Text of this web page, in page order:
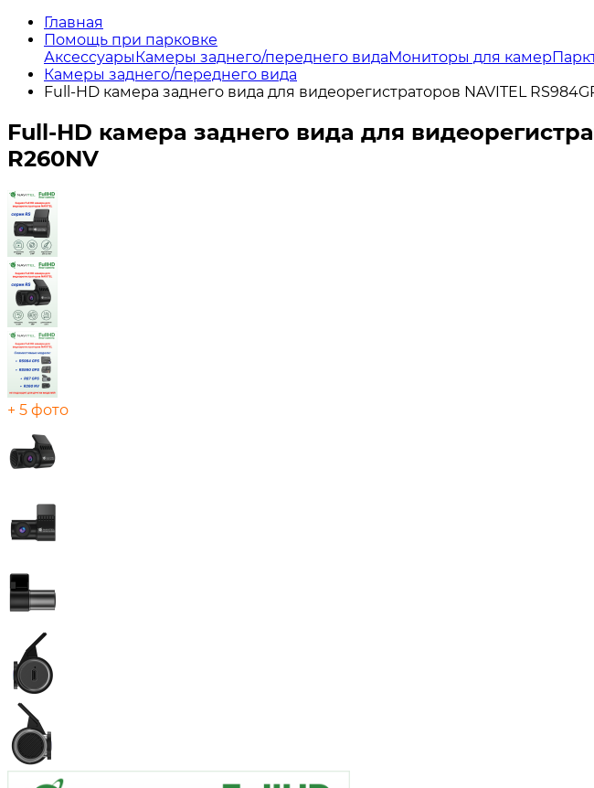
Главная
Помощь при парковке
АксессуарыКамеры заднего/переднего видаМониторы для камер
Камеры заднего/переднего вида
Full-HD камера заднего вида для видеорегистраторов NAVITEL
Full-HD камера заднего вида для
R260NV
+ 5 фото